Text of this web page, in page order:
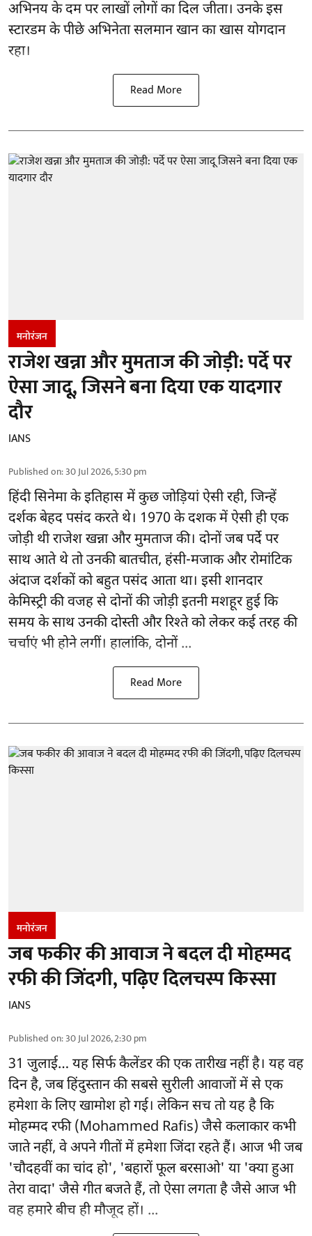
अभिनय के दम पर लाखों लोगों का दिल जीता। उनके इस
स्टारडम के पीछे अभिनेता सलमान खान का खास योगदान
रहा।
Read More
मनोरंजन
राजेश खन्ना और मुमताज की जोड़ी: पर्दे पर
ऐसा जादू, जिसने बना दिया एक यादगार
दौर
IANS
Published on:30 Jul 2026, 5:30 pm
हिंदी सिनेमा के इतिहास में कुछ जोड़ियां ऐसी रही, जिन्हें
दर्शक बेहद पसंद करते थे। 1970 के दशक में ऐसी ही एक
जोड़ी थी राजेश खन्ना और मुमताज की। दोनों जब पर्दे पर
साथ आते थे तो उनकी बातचीत, हंसी-मजाक और रोमांटिक
अंदाज दर्शकों को बहुत पसंद आता था। इसी शानदार
केमिस्ट्री की वजह से दोनों की जोड़ी इतनी मशहूर हुई कि
समय के साथ उनकी दोस्ती और रिश्ते को लेकर कई तरह की
चर्चाएं भी होने लगीं। हालांकि, दोनों ...
Read More
मनोरंजन
जब फकीर की आवाज ने बदल दी मोहम्मद
रफी की जिंदगी, पढ़िए दिलचस्प किस्सा
IANS
Published on:30 Jul 2026, 2:30 pm
31 जुलाई… यह सिर्फ कैलेंडर की एक तारीख नहीं है। यह वह
दिन है, जब हिंदुस्तान की सबसे सुरीली आवाजों में से एक
हमेशा के लिए खामोश हो गई। लेकिन सच तो यह है कि
मोहम्मद रफी (Mohammed Rafis) जैसे कलाकार कभी
जाते नहीं, वे अपने गीतों में हमेशा जिंदा रहते हैं। आज भी जब
'चौदहवीं का चांद हो', 'बहारों फूल बरसाओ' या 'क्या हुआ
तेरा वादा' जैसे गीत बजते हैं, तो ऐसा लगता है जैसे आज भी
वह हमारे बीच ही मौजूद हों। ...